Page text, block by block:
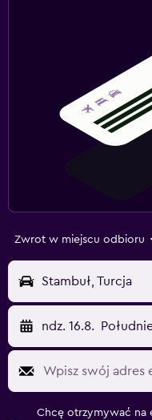
Zwrot w miejscu odbioru
Stambuł, Turcja
ndz. 16.8.
Chcę otrzymywać na